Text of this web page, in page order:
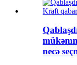
necə